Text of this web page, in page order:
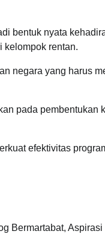
bentuk nyata
kelompok rentan.
negara yang harus
pada pembentukan
efektivitas
Bermartabat,